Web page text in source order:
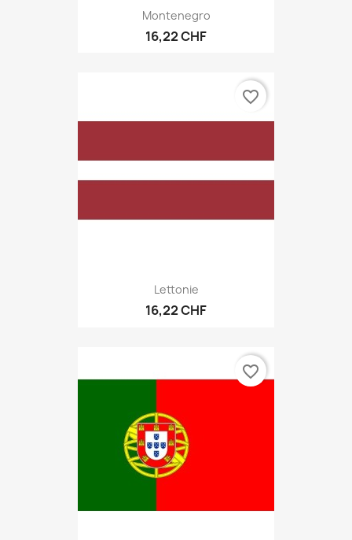
Montenegro
16,22 CHF
Lettonie
16,22 CHF
favorite_border
favorite_border